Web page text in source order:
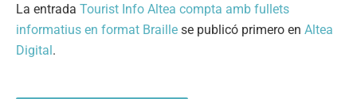
La entrada Tourist Info Altea compta amb fullets
informatius en format Braille se publicó primero en Altea
Digital.